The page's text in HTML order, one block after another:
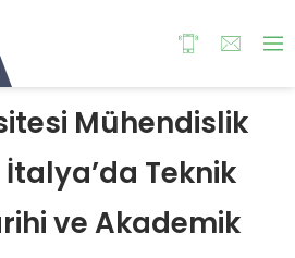
Mühendislik
Teknik
ve Akademik